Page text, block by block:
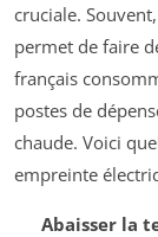
cruciale.
permet de faire
français
postes de
chaude. Voici
empreinte
Abaisser la